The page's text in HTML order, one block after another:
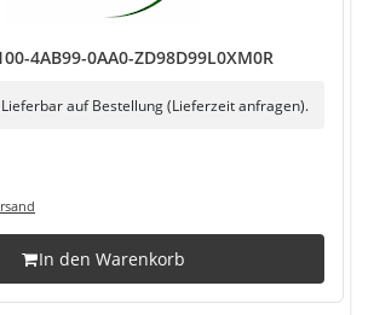
4AB99-0AA0-ZD98D99L0XM0R
Lieferbar auf Bestellung (Lieferzeit anfragen).
In den Warenkorb